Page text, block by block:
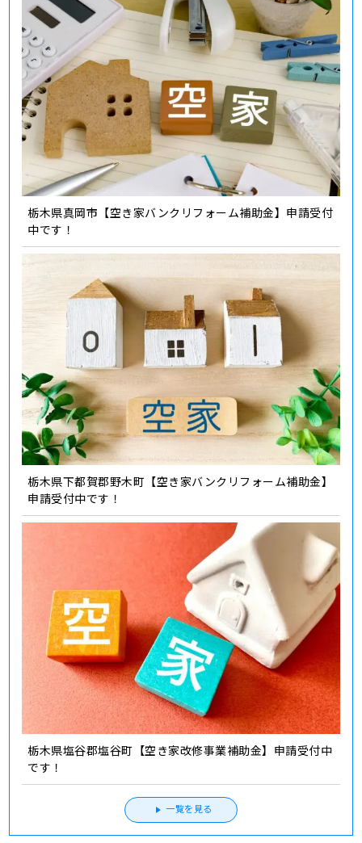
栃木県真岡市【空き家バンクリフォーム補助金】申請受付
中です！
栃木県下都賀郡野木町【空き家バンクリフォーム補助金】
申請受付中です！
栃木県塩谷郡塩谷町【空き家改修事業補助金】申請受付中
です！
一覧を見る